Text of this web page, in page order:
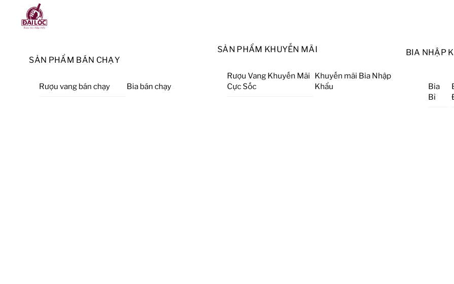
Menu
SẢN PHẨM BÁN CHẠY
Rượu vang bán chạy Bia bán chạy
SẢN PHẨM KHUYẾN MÃI
Rượu Vang Khuyến Mãi
Cực Sốc
Khuyến mãi Bia Nhập
Khẩu
BIA NHẬP
Bia
Bỉ